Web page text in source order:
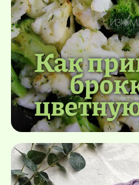
Как